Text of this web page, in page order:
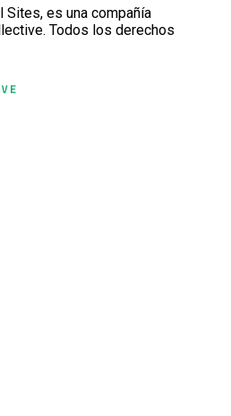
Sites, es una compañía
Todos los derechos